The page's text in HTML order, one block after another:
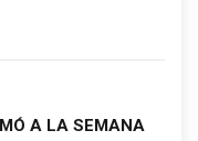
A LA SEMANA